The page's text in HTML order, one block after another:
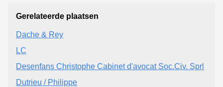
Gerelateerde plaatsen
Dache & Rey
LC
Desenfans Christophe Cabinet d'avocat Soc.Civ. Sprl
Dutrieu / Philippe